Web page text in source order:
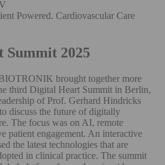
Powered. Cardiovascular Care
2025
brought together more
third Digital Heart Summit in Berlin,
of Prof. Gerhard Hindricks
discuss the future of digitally
The focus was on AI, remote
patient engagement. An interactive
the latest technologies that are
in clinical practice. The summit